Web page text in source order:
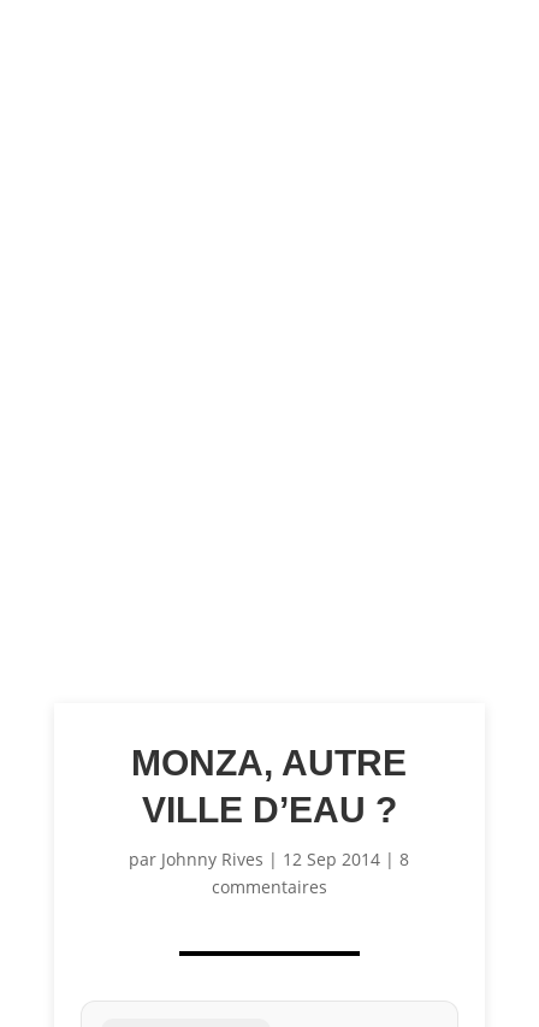
MONZA, AUTRE
VILLE D’EAU ?
par Johnny Rives | 12 Sep 2014 |8
commentaires